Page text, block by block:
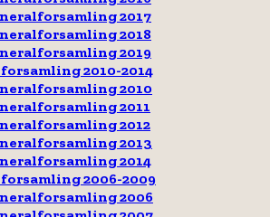
2017
2018
2019
2010-2014
2010
2011
2012
2013
2014
2006-2009
2006